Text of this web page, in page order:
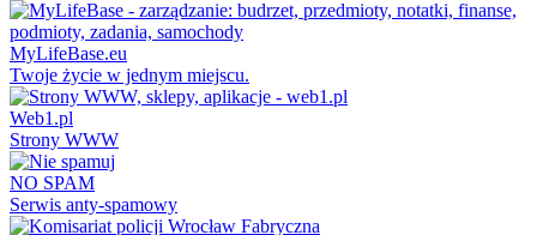
MyLifeBase.eu
Twoje życie w jednym miejscu.
Web1.pl
Strony WWW
NO SPAM
Serwis anty-spamowy